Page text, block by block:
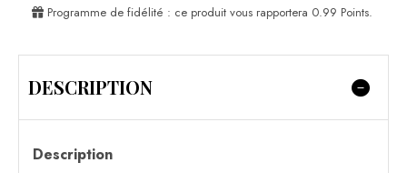
Programme de fidélité : ce produit vous rapportera 0.99 Points.
DESCRIPTION
Description